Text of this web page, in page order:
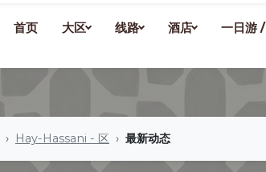
首页 大区 线路 酒店 一日游
Hay-Hassani - 区 最新动态